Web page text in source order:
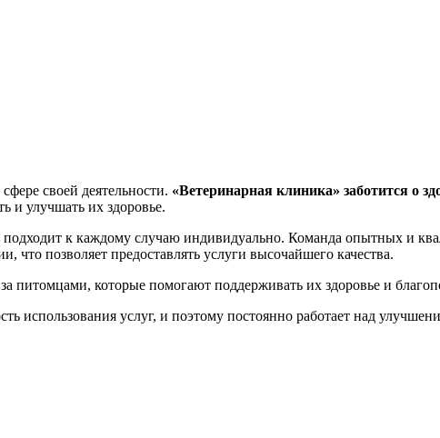
своей деятельности. «Ветеринарная клиника» заботится о
и улучшать их здоровье.
подходит к каждому случаю индивидуально. Команда опытных и
что позволяет предоставлять услуги высочайшего качества.
питомцами, которые помогают поддерживать их здоровье и
использования услуг, и поэтому постоянно работает над